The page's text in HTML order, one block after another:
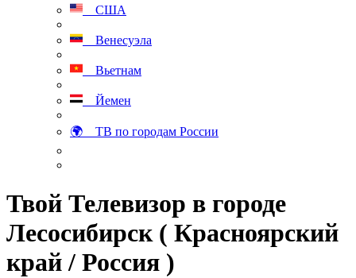
США
Венесуэла
Вьетнам
Йемен
🌍 ТВ по городам России
Твой Телевизор в городе
Лесосибирск ( Красноярский
край / Россия )